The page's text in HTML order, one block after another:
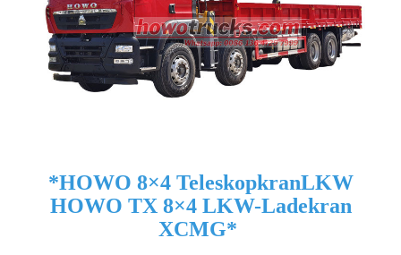
*HOWO 8×4 TeleskopkranLKW
HOWO TX 8×4 LKW-Ladekran
XCMG*